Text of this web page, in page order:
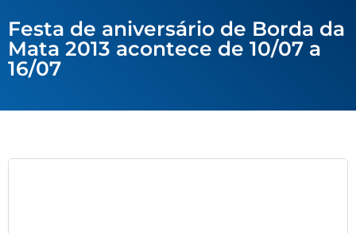
Festa de aniversário de Borda da
Mata 2013 acontece de 10/07 a
16/07